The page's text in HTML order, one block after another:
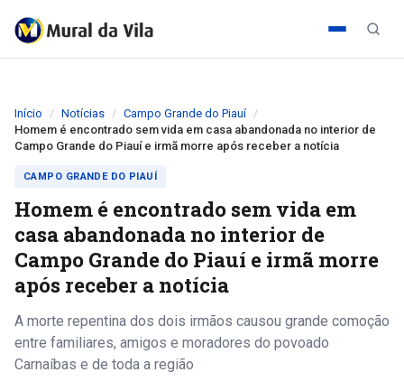
Início Notícias
Campo Grande do Piauí
Homem é encontrado sem vida em casa abandonada no interior de
Campo Grande do Piauí e irmã morre após receber a notícia
CAMPO GRANDE DO PIAUÍ
Homem é encontrado sem vida em
casa abandonada no interior de
Campo Grande do Piauí e irmã morre
após receber a notícia
A morte repentina dos dois irmãos causou grande comoção
entre familiares, amigos e moradores do povoado
Carnaíbas e de toda a região